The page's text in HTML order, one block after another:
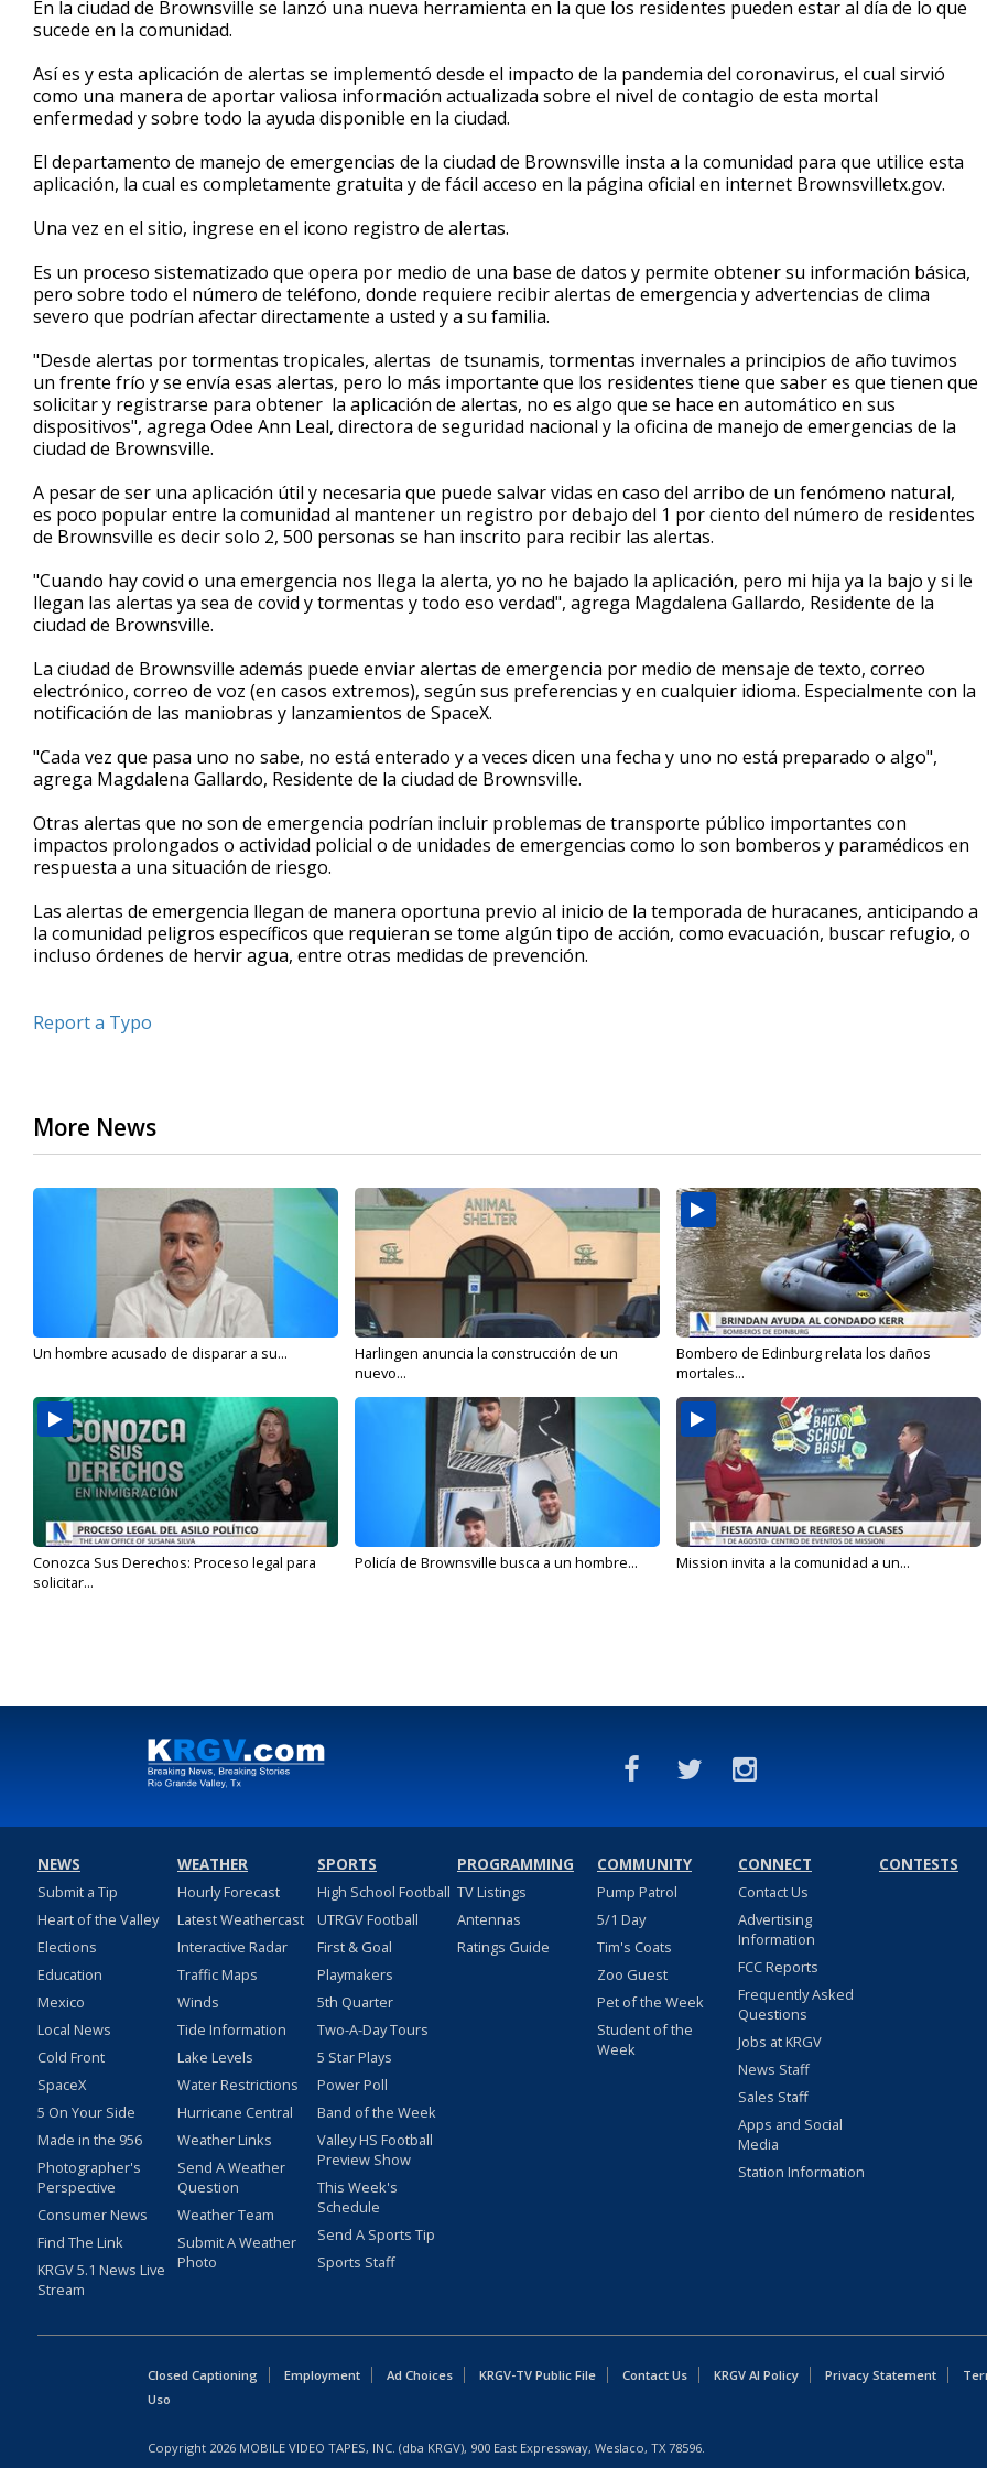
of
3
15
seconds
Volume
90%
En la ciudad de Brownsville se lanzó una nueva herramienta en la que los residentes pueden estar al día de lo que
sucede en la comunidad.
Así es y esta aplicación de alertas se implementó desde el impacto de la pandemia del coronavirus, el cual sirvió
como una manera de aportar valiosa información actualizada sobre el nivel de contagio de esta mortal
enfermedad y sobre todo la ayuda disponible en la ciudad.
El departamento de manejo de emergencias de la ciudad de Brownsville insta a la comunidad para que utilice esta
aplicación, la cual es completamente gratuita y de fácil acceso en la página oficial en internet Brownsvilletx.gov.
Una vez en el sitio, ingrese en el icono registro de alertas.
Es un proceso sistematizado que opera por medio de una base de datos y permite obtener su información básica,
pero sobre todo el número de teléfono, donde requiere recibir alertas de emergencia y advertencias de clima
severo que podrían afectar directamente a usted y a su familia.
"Desde alertas por tormentas tropicales, alertas de tsunamis, tormentas invernales a principios de año tuvimos
un frente frío y se envía esas alertas, pero lo más importante que los residentes tiene que saber es que tienen que
solicitar y registrarse para obtener la aplicación de alertas, no es algo que se hace en automático en sus
dispositivos", agrega Odee Ann Leal, directora de seguridad nacional y la oficina de manejo de emergencias de la
ciudad de Brownsville.
A pesar de ser una aplicación útil y necesaria que puede salvar vidas en caso del arribo de un fenómeno natural,
es poco popular entre la comunidad al mantener un registro por debajo del 1 por ciento del número de residentes
de Brownsville es decir solo 2, 500 personas se han inscrito para recibir las alertas.
"Cuando hay covid o una emergencia nos llega la alerta, yo no he bajado la aplicación, pero mi hija ya la bajo y si le
llegan las alertas ya sea de covid y tormentas y todo eso verdad", agrega Magdalena Gallardo, Residente de la
ciudad de Brownsville.
La ciudad de Brownsville además puede enviar alertas de emergencia por medio de mensaje de texto, correo
electrónico, correo de voz (en casos extremos), según sus preferencias y en cualquier idioma. Especialmente con la
notificación de las maniobras y lanzamientos de SpaceX.
"Cada vez que pasa uno no sabe, no está enterado y a veces dicen una fecha y uno no está preparado o algo",
agrega Magdalena Gallardo, Residente de la ciudad de Brownsville.
Otras alertas que no son de emergencia podrían incluir problemas de transporte público importantes con
impactos prolongados o actividad policial o de unidades de emergencias como lo son bomberos y paramédicos en
respuesta a una situación de riesgo.
Las alertas de emergencia llegan de manera oportuna previo al inicio de la temporada de huracanes, anticipando a
la comunidad peligros específicos que requieran se tome algún tipo de acción, como evacuación, buscar refugio, o
incluso órdenes de hervir agua, entre otras medidas de prevención.
Report a Typo
More News
Un hombre acusado de disparar a su...
Harlingen anuncia la construcción de un
nuevo...
Bombero de Edinburg relata los daños
mortales...
Conozca Sus Derechos: Proceso legal para
solicitar...
Policía de Brownsville busca a un hombre... Mission invita a la comunidad a un...
NEWS
Submit a Tip
Heart of the Valley
Elections
Education
Mexico
Local News
Cold Front
SpaceX
5 On Your Side
Made in the 956
Photographer's
Perspective
Consumer News
Find The Link
KRGV 5.1 News Live
Stream
WEATHER
Hourly Forecast
Latest Weathercast
Interactive Radar
Traffic Maps
Winds
Tide Information
Lake Levels
Water Restrictions
Hurricane Central
Weather Links
Send A Weather
Question
Weather Team
Submit A Weather
Photo
SPORTS
High School Football
UTRGV Football
First & Goal
Playmakers
5th Quarter
Two-A-Day Tours
5 Star Plays
Power Poll
Band of the Week
Valley HS Football
Preview Show
This Week's
Schedule
Send A Sports Tip
Sports Staff
PROGRAMMING
TV Listings
Antennas
Ratings Guide
COMMUNITY
Pump Patrol
5/1 Day
Tim's Coats
Zoo Guest
Pet of the Week
Student of the
Week
CONNECT
Contact Us
Advertising
Information
FCC Reports
Frequently Asked
Questions
Jobs at KRGV
News Staff
Sales Staff
Apps and Social
Media
Station Information
CONTESTS
Closed Captioning Employment Ad Choices KRGV-TV Public File Contact Us KRGV AI Policy Privacy Statement
Uso
Copyright 2026 MOBILE VIDEO TAPES, INC. (dba KRGV), 900 East Expressway, Weslaco, TX 78596.